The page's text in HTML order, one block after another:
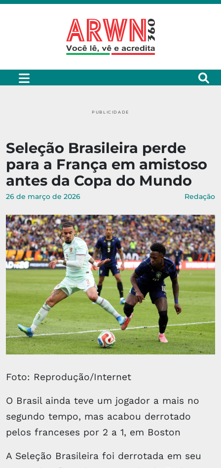
PUBLICIDADE
Seleção Brasileira perde
para a França em amistoso
antes da Copa do Mundo
26 de março de 2026 Redação
Foto: Reprodução/Internet
O Brasil ainda teve um jogador a mais no
segundo tempo, mas acabou derrotado
pelos franceses por 2 a 1, em Boston
A Seleção Brasileira foi derrotada em seu